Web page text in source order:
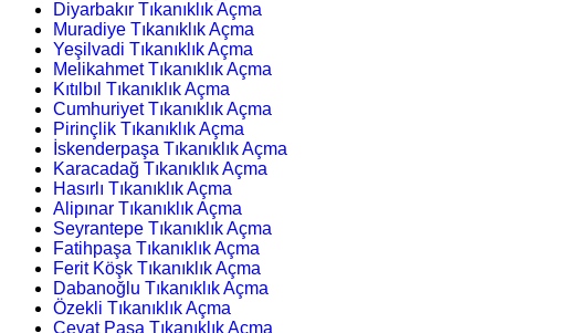
Diyarbakır Tıkanıklık Açma
Muradiye Tıkanıklık Açma
Yeşilvadi Tıkanıklık Açma
Melikahmet Tıkanıklık Açma
Kıtılbıl Tıkanıklık Açma
Cumhuriyet Tıkanıklık Açma
Pirinçlik Tıkanıklık Açma
İskenderpaşa Tıkanıklık Açma
Karacadağ Tıkanıklık Açma
Hasırlı Tıkanıklık Açma
Alipınar Tıkanıklık Açma
Seyrantepe Tıkanıklık Açma
Fatihpaşa Tıkanıklık Açma
Ferit Köşk Tıkanıklık Açma
Dabanoğlu Tıkanıklık Açma
Özekli Tıkanıklık Açma
Cevat Paşa Tıkanıklık Açma